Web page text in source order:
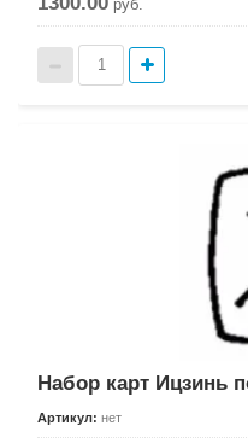
руб.
Набор карт Ицзинь
Артикул: нет